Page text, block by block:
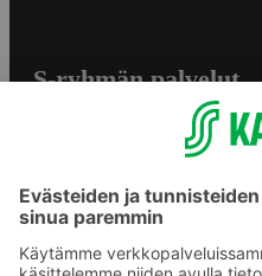
S-ryhmän palvelut
Yhteishyvä Ruoka -sovellus
S-ostoslista -sovellus
Prisma.fi